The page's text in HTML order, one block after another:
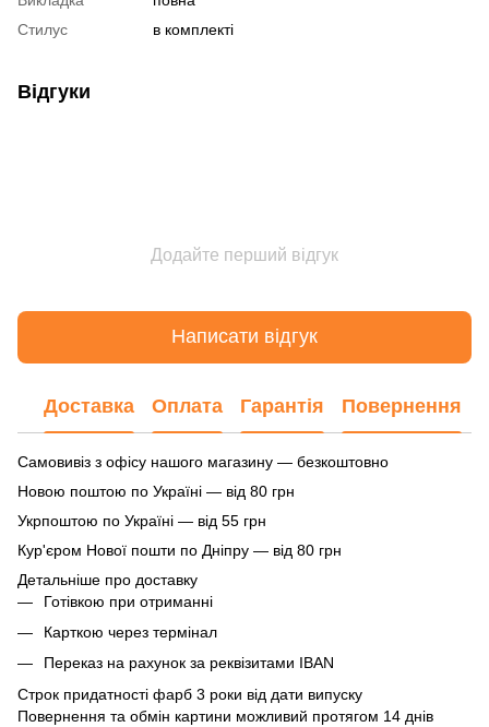
Стилус
в комплекті
Відгуки
Додайте перший відгук
Написати відгук
Доставка Оплата Гарантія Повернення
Самовивіз з офісу нашого магазину — безкоштовно
Новою поштою по Україні — від 80 грн
Укрпоштою по Україні — від 55 грн
Кур'єром Нової пошти по Дніпру — від 80 грн
Детальніше про доставку
Готівкою при отриманні
Карткою через термінал
Переказ на рахунок за реквізитами IBAN
Строк придатності фарб 3 роки від дати випуску
Повернення та обмін картини можливий протягом 14 днів